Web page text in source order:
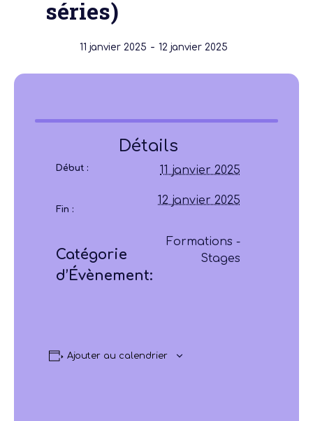
séries)
11 janvier 2025 - 12 janvier 2025
Détails
Début : 11 janvier 2025
Fin :
12 janvier 2025
Catégorie
d’Évènement:
Formations -
Stages
Ajouter au calendrier